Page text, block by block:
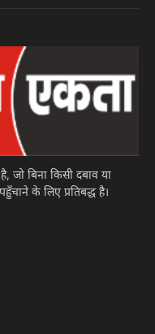
जो बिना किसी दबाव या
के लिए प्रतिबद्ध है।